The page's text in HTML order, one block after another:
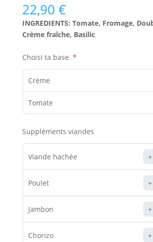
22,90 €
INGREDIENTS: Tomate, Fromage,
Crème fraîche, Basilic
Choisi ta base
Crème
Tomate
Suppléments viandes
Viande hachée
Poulet
Jambon
Chorizo